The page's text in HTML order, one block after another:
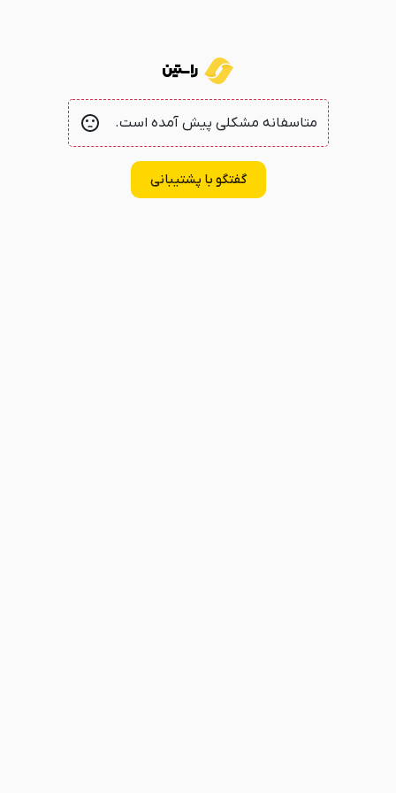
متاسفانه مشکلی پیش آمده است.
گفتگو با پشتیبانی